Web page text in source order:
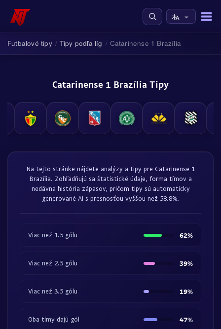
Futbalové tipy / Tipy podľa líg / Catarinense 1 Brazília
Catarinense 1 Brazília Tipy
Na tejto stránke nájdete analýzy a tipy pre Catarinense 1
Brazília. Zohľadňujú sa štatistické údaje, forma tímov a
nedávna história zápasov, pričom tipy sú automaticky
generované AI s presnosťou vyššou než 58.8%.
Viac než 1.5 gólu 62%
Viac než 2.5 gólu 39%
Viac než 3.5 gólu 19%
Oba tímy dajú gól 47%